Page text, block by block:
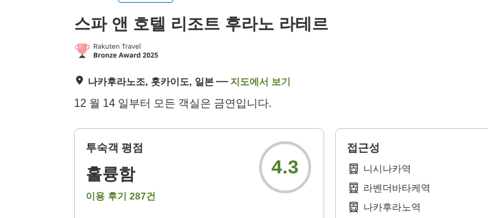
스파 앤 호텔 리조트 후라노 라테르
나카후라노조, 홋카이도, 일본 지도에서 보기
12 월 14 일부터 모든 객실은 금연입니다.
투숙객 평점
훌륭함
이용 후기 287건
4.3
접근성
니시나카역
라벤더바타케역
나카후라노역